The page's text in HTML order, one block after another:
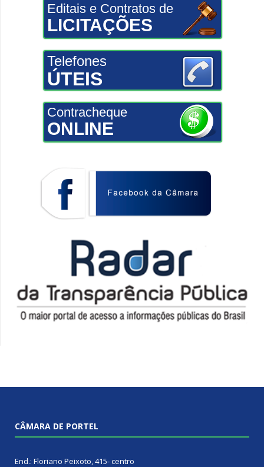
Editais e Contratos de
LICITAÇÕES
Telefones
ÚTEIS
Contracheque
ONLINE
CÂMARA DE PORTEL
End.: Floriano Peixoto, 415- centro